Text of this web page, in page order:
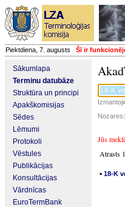
Piektdiena, 7. augusts Šī ir
Sākumlapa
Terminu datubāze
Struktūra un principi
Apakškomisijas
Sēdes
Lēmumi
Protokoli
Vēstules
Publikācijas
Konsultācijas
Vārdnīcas
EuroTermBank
Nozares:
Jūs
Atrasts
▪ 18-K